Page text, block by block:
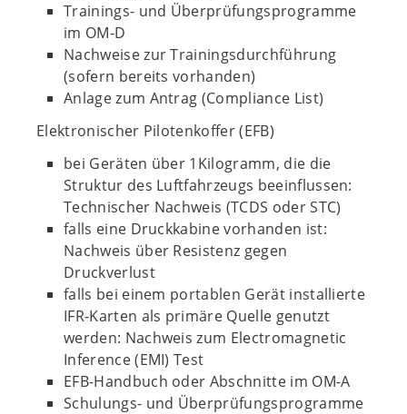
Trainings- und Überprüfungsprogramme
im OM-D
Nachweise zur Trainingsdurchführung
(sofern bereits vorhanden)
Anlage zum Antrag (Compliance List)
Elektronischer Pilotenkoffer (EFB)
bei Geräten über 1Kilogramm, die die
Struktur des Luftfahrzeugs beeinflussen:
Technischer Nachweis (TCDS oder STC)
falls eine Druckkabine vorhanden ist:
Nachweis über Resistenz gegen
Druckverlust
falls bei einem portablen Gerät installierte
IFR-Karten als primäre Quelle genutzt
werden: Nachweis zum Electromagnetic
Inference (EMI) Test
EFB-Handbuch oder Abschnitte im OM-A
Schulungs- und Überprüfungsprogramme